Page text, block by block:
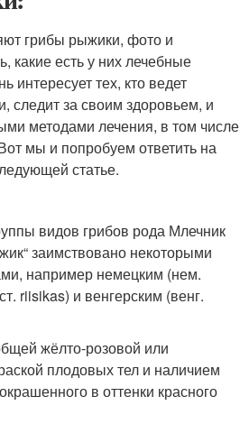
грибы рыжики, фото и
какие есть у них лечебные
интересует тех, кто ведет
следит за своим здоровьем, и
методами лечения, в том числе
мы и попробуем ответить на
статье.
видов грибов рода Млечник
заимствовано некоторыми
например немецким (нем.
riisikas) и венгерским (венг.
жёлто-розовой или
плодовых тел и наличием
в оттенки красного